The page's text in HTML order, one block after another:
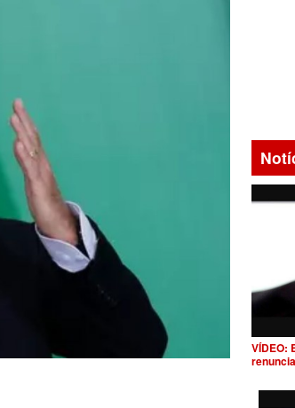
VÍDEO: